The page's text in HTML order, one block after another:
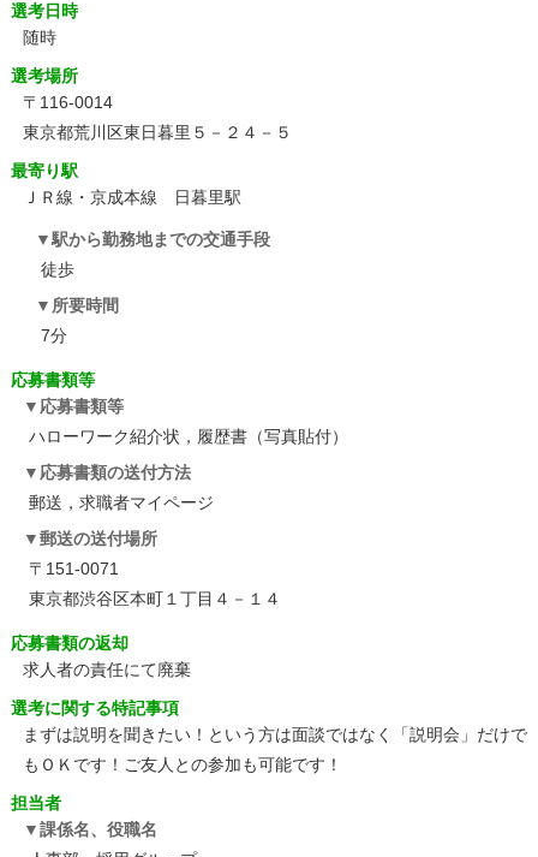
選考日時
随時
選考場所
〒116-0014
東京都荒川区東日暮里５－２４－５
最寄り駅
ＪＲ線・京成本線 日暮里駅
駅から勤務地までの交通手段
徒歩
所要時間
7分
応募書類等
応募書類等
ハローワーク紹介状，履歴書（写真貼付）
応募書類の送付方法
郵送，求職者マイページ
郵送の送付場所
〒151-0071
東京都渋谷区本町１丁目４－１４
応募書類の返却
求人者の責任にて廃棄
選考に関する特記事項
まずは説明を聞きたい！という方は面談ではなく「説明会」だけで
もＯＫです！ご友人との参加も可能です！
担当者
課係名、役職名